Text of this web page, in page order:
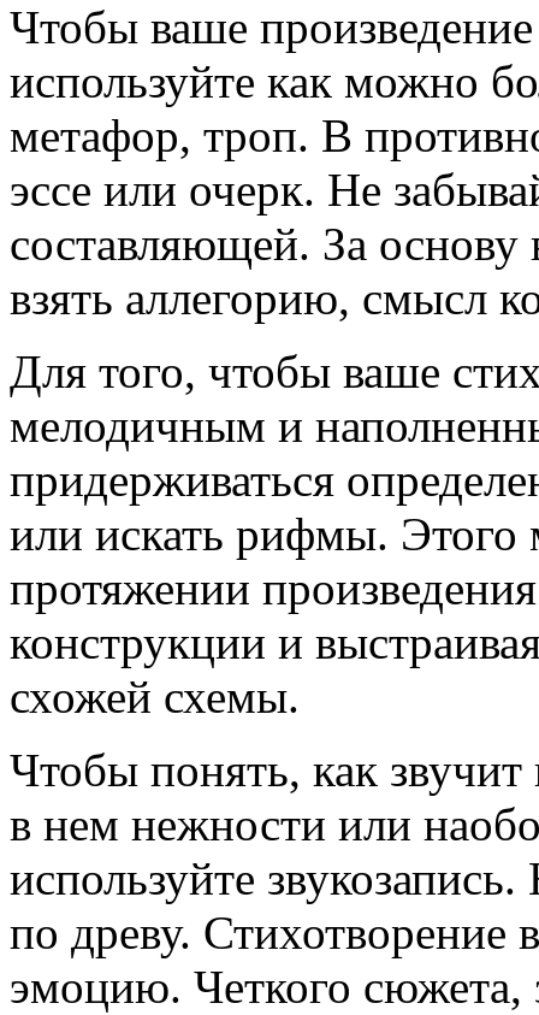
Чтобы ваше
используйте как можно
метафор, троп. В
эссе или очерк. Не
составляющей. За
взять аллегорию, смысл
Для того, чтобы ваше
мелодичным и
придерживаться
или искать рифмы. Этого
протяжении
конструкции и
схожей схемы.
Чтобы понять, как звучит
в нем нежности или
используйте
по древу. Стихотворение
эмоцию. Четкого сюжета,